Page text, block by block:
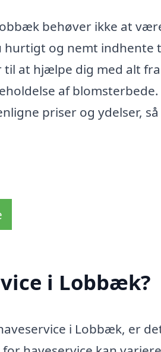
behøver ikke at
og nemt
at hjælpe dig med alt
af blomsterbede.
priser og ydelser,
i Lobbæk?
i Lobbæk, er